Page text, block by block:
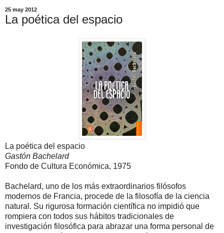
25 may 2012
La poética del espacio
La poética del espacio
Gastón Bachelard
Fondo de Cultura Económica, 1975
Bachelard, uno de los más extraordinarios filósofos
modernos de Francia, procede de la filosofía de la ciencia
natural. Su rigurosa formación científica no impidió que
rompiera con todos sus hábitos tradicionales de
investigación filosófica para abrazar una forma personal de